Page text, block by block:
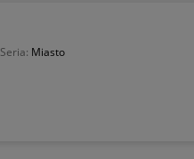
Seria: Miasto